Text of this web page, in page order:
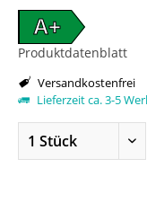
A+
Produktdatenblatt
Versandkostenfrei
Lieferzeit ca. 3-5